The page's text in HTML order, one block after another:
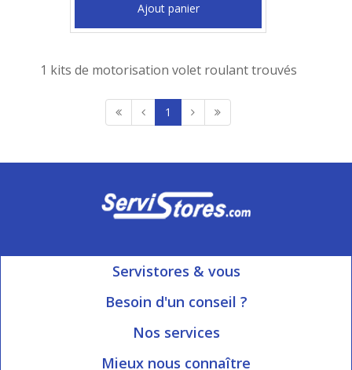
Ajout panier
1 kits de motorisation volet roulant trouvés
1
Servistores & vous
Mon compte
Besoin d'un conseil ?
Ouvert du Lundi au Vendredi
Nos services
Informations livraison
Mieux nous connaître